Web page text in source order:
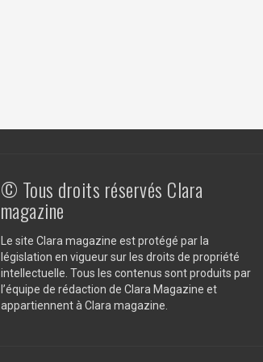
© Tous droits réservés Clara
magazine
Le site Clara magazine est protégé par la
législation en vigueur sur les droits de propriété
intellectuelle. Tous les contenus sont produits par
l’équipe de rédaction de Clara Magazine et
appartiennent à Clara magazine.